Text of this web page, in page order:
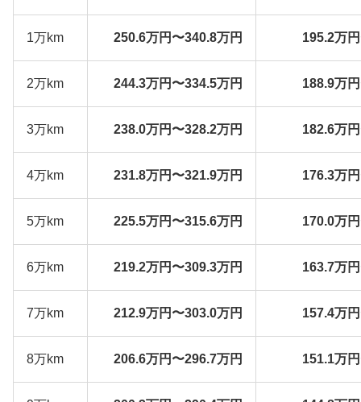
1万km 250.6万円〜340.8万円 195.2万
2万km 244.3万円〜334.5万円 188.9万
3万km 238.0万円〜328.2万円 182.6万
4万km 231.8万円〜321.9万円 176.3万
5万km 225.5万円〜315.6万円 170.0万
6万km 219.2万円〜309.3万円 163.7万
7万km 212.9万円〜303.0万円 157.4万
8万km 206.6万円〜296.7万円 151.1万